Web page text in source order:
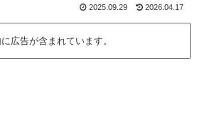
2025.09.29 2026.04.17
広告が含まれています。